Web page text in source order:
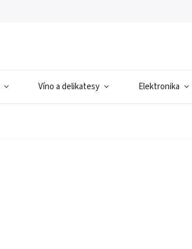
Víno a delikatesy Elektronika